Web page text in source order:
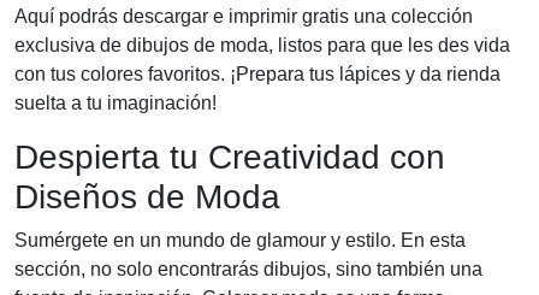
Aquí podrás descargar e imprimir gratis una colección
exclusiva de dibujos de moda, listos para que les des vida
con tus colores favoritos. ¡Prepara tus lápices y da rienda
suelta a tu imaginación!
Despierta tu Creatividad con
Diseños de Moda
Sumérgete en un mundo de glamour y estilo. En esta
sección, no solo encontrarás dibujos, sino también una